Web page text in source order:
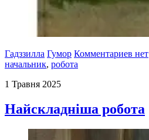
Гадззилла Гумор Комментариев нет
начальник, робота
1 Травня 2025
Найскладніша робота